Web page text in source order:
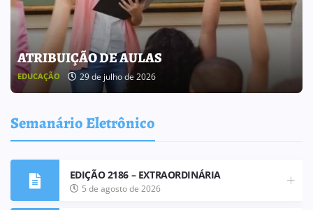
BOLETIM INFORMATIVO 238
BOLETIM INFORMATIVO 25 de julho de 2026
Semanário Eletrônico
EDIÇÃO 2186 – EXTRAORDINÁRIA
5 de agosto de 2026